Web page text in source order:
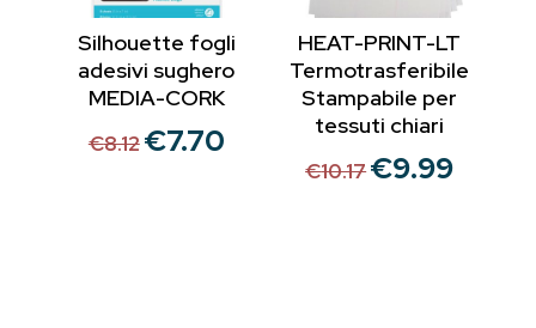
Silhouette fogli
adesivi sughero
MEDIA-CORK
€8.12 Il
€7.70Il
HEAT-PRINT-LT
Termotrasferibile
Stampabile per
tessuti chiari
€10.17 Il
€9.99Il